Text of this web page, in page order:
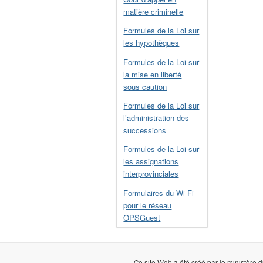
matière criminelle
Formules de la Loi sur
les hypothèques
Formules de la Loi sur
la mise en liberté
sous caution
Formules de la Loi sur
l’administration des
successions
Formules de la Loi sur
les assignations
interprovinciales
Formulaires du Wi-Fi
pour le réseau
OPSGuest